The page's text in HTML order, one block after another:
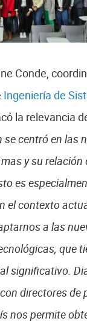
Conde,
Ingeniería de
la relevancia
se centró en las
y su relación
es
el contexto
a las
que
significativo.
directores de
nos permite